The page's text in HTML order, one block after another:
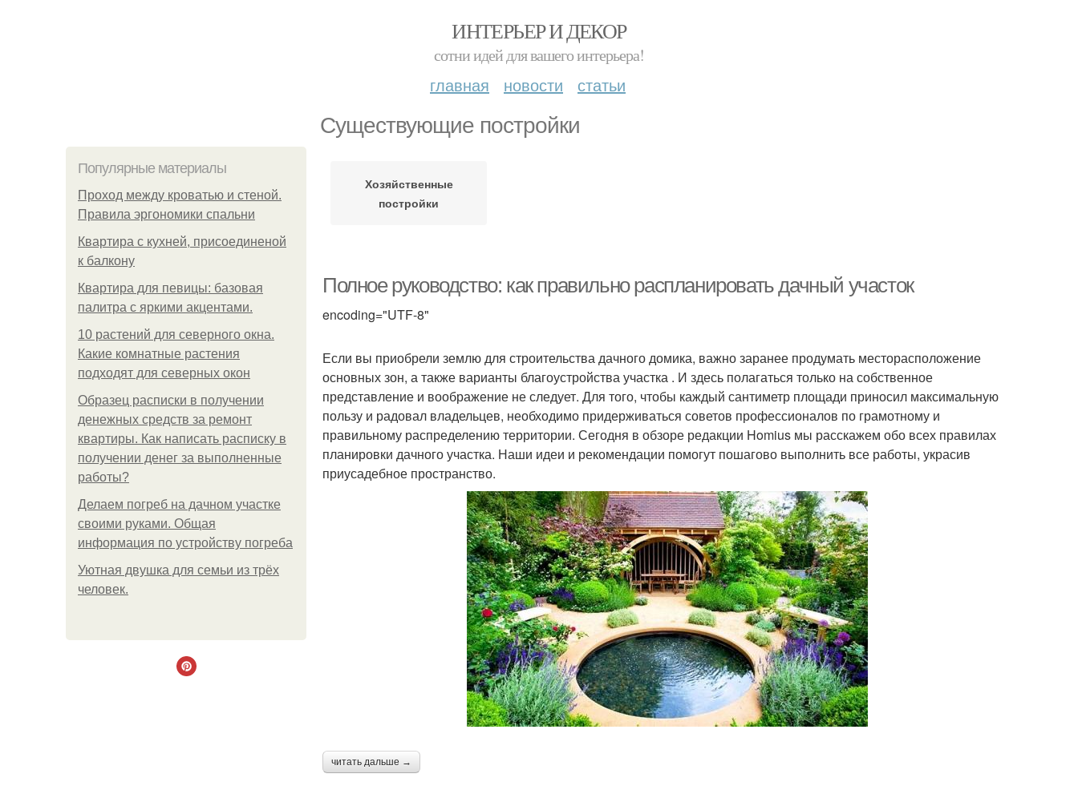
ИНТЕРЬЕР И ДЕКОР
сотни идей для вашего интерьера!
главная новости статьи
Существующие постройки
Популярные материалы
Проход между кроватью и стеной.
Правила эргономики спальни
Квартира с кухней, присоединеной
к балкону
Квартира для певицы: базовая
палитра с яркими акцентами.
10 растений для северного окна.
Какие комнатные растения
подходят для северных окон
Образец расписки в получении
денежных средств за ремонт
квартиры. Как написать расписку в
получении денег за выполненные
работы?
Делаем погреб на дачном участке
своими руками. Общая
информация по устройству погреба
Уютная двушка для семьи из трёх
человек.
Хозяйственные
постройки
Полное руководство: как правильно распланировать дачный участок
encoding="UTF-8"
Если вы приобрели землю для строительства дачного домика, важно заранее продумать месторасположение
основных зон, а также варианты благоустройства участка . И здесь полагаться только на собственное
представление и воображение не следует. Для того, чтобы каждый сантиметр площади приносил максимальную
пользу и радовал владельцев, необходимо придерживаться советов профессионалов по грамотному и
правильному распределению территории. Сегодня в обзоре редакции Homius мы расскажем обо всех правилах
планировки дачного участка. Наши идеи и рекомендации помогут пошагово выполнить все работы, украсив
приусадебное пространство.
читать дальше →